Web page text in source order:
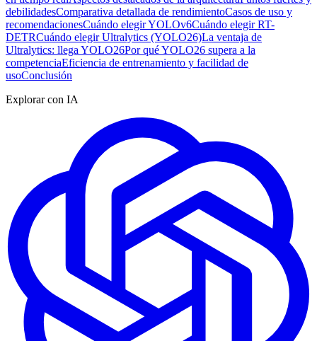
debilidadesComparativa detallada de rendimientoCasos de uso y
recomendacionesCuándo elegir YOLOv6Cuándo elegir RT-
DETRCuándo elegir Ultralytics (YOLO26)La ventaja de
Ultralytics: llega YOLO26Por qué YOLO26 supera a la
competenciaEficiencia de entrenamiento y facilidad de
usoConclusión
Explorar con IA